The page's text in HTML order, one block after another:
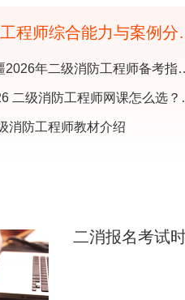
二级消防工程师
新疆2026年二级消防工
2026 二
消防工程师教材介绍
二消报名考试